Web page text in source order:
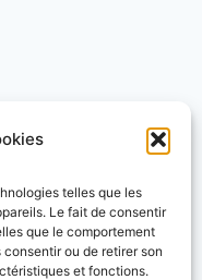
telles que les
Le fait de consentir
que le comportement
ou de retirer son
et fonctions.